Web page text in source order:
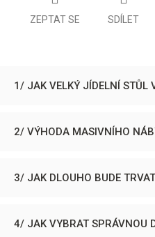
ZEPTAT SE SDÍLET
1/ JAK VELKÝ JÍDELNÍ STŮL
2/ VÝHODA MASIVNÍHO
3/ JAK DLOUHO BUDE
4/ JAK VYBRAT SPRÁVNOU